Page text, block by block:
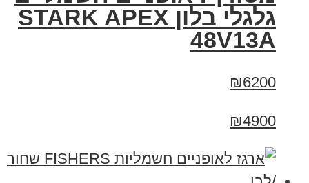
גלגלי בלון STARK APEX
48V13A
₪6200
₪4900